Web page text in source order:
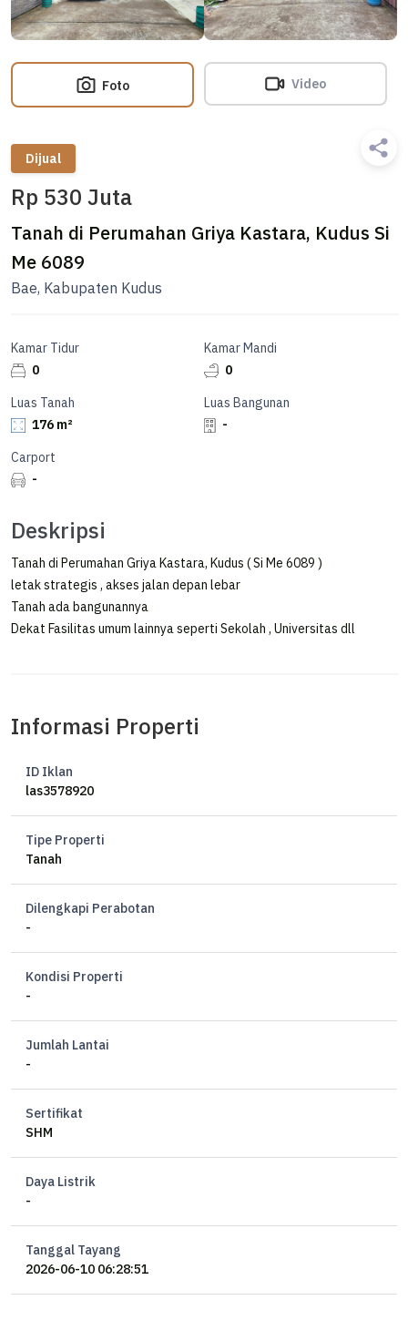
Foto Video
Dijual
Rp 530 Juta
Tanah di Perumahan Griya Kastara, Kudus Si
Me 6089
Bae, Kabupaten Kudus
Kamar Tidur
0
Kamar Mandi
0
Luas Tanah
176 m²
Luas Bangunan
-
Carport
-
Deskripsi
Tanah di Perumahan Griya Kastara, Kudus ( Si Me 6089 )
letak strategis , akses jalan depan lebar
Tanah ada bangunannya
Dekat Fasilitas umum lainnya seperti Sekolah , Universitas dll
Informasi Properti
ID Iklan
las3578920
Tipe Properti
Tanah
Dilengkapi Perabotan
-
Kondisi Properti
-
Jumlah Lantai
-
Sertifikat
SHM
Daya Listrik
-
Tanggal Tayang
2026-06-10 06:28:51